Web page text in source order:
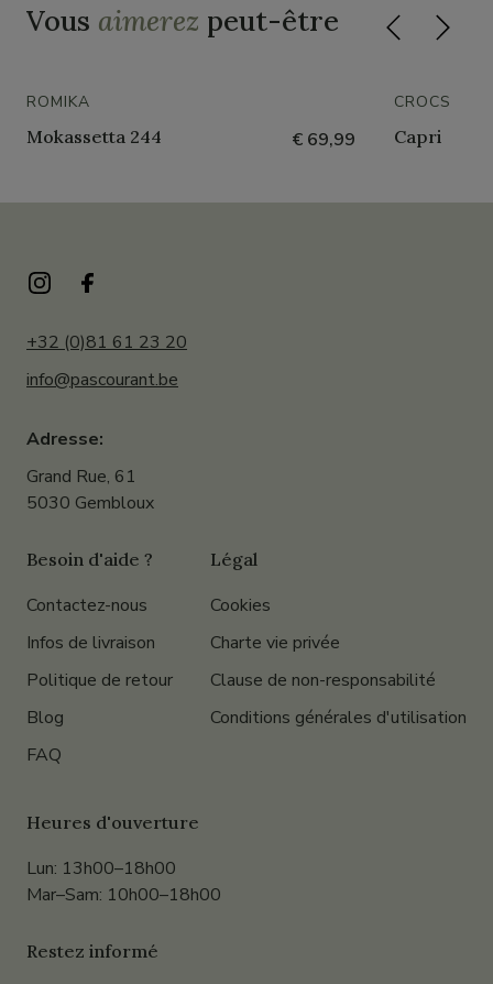
Vous aimerez peut-être
ROMIKA
Mokassetta 244 € 69,99
CROCS
Capri
+32 (0)81 61 23 20
info@pascourant.be
Adresse:
Grand Rue, 61
5030 Gembloux
Besoin d'aide ?
Contactez-nous
Infos de livraison
Politique de retour
Blog
FAQ
Légal
Cookies
Charte vie privée
Clause de non-responsabilité
Conditions générales d'utilisation
Heures d'ouverture
Lun: 13h00–18h00
Mar–Sam: 10h00–18h00
Restez informé